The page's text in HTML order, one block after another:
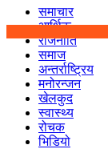
समाचार
आर्थिक
राजनीति
समाज
अन्तर्राष्ट्रिय
मनोरन्जन
खेलकुद
स्वास्थ्य
रोचक
भिडियो